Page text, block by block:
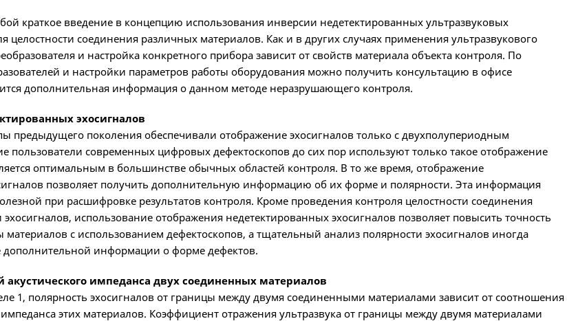
краткое введение в концепцию использования инверсии недетектированных ультразвуковых
целостности соединения различных материалов. Как и в других случаях применения ультразвукового
и настройка конкретного прибора зависит от свойств материала объекта контроля. По
и настройки параметров работы оборудования можно получить консультацию в офисе
дополнительная информация о данном методе неразрушающего контроля.
эхосигналов
предыдущего поколения обеспечивали отображение эхосигналов только с двухполупериодным
пользователи современных цифровых дефектоскопов до сих пор используют только такое отображение
оптимальным в большинстве обычных областей контроля. В то же время, отображение
позволяет получить дополнительную информацию об их форме и полярности. Эта информация
при расшифровке результатов контроля. Кроме проведения контроля целостности соединения
использование отображения недетектированных эхосигналов позволяет повысить точность
с использованием дефектоскопов, а тщательный анализ полярности эхосигналов иногда
дополнительной информации о форме дефектов.
импеданса двух соединенных материалов
1, полярность эхосигналов от границы между двумя соединенными материалами зависит от соотношения
этих материалов. Коэффициент отражения ультразвука от границы между двумя материалами